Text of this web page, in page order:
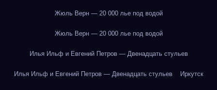
Жюль Верн — 20 000 лье под водой
Жюль Верн — 20 000 лье под водой
Илья Ильф и Евгений Петров — Двенадцать стульев
Илья Ильф и Евгений Петров — Двенадцать стульев Иркутск